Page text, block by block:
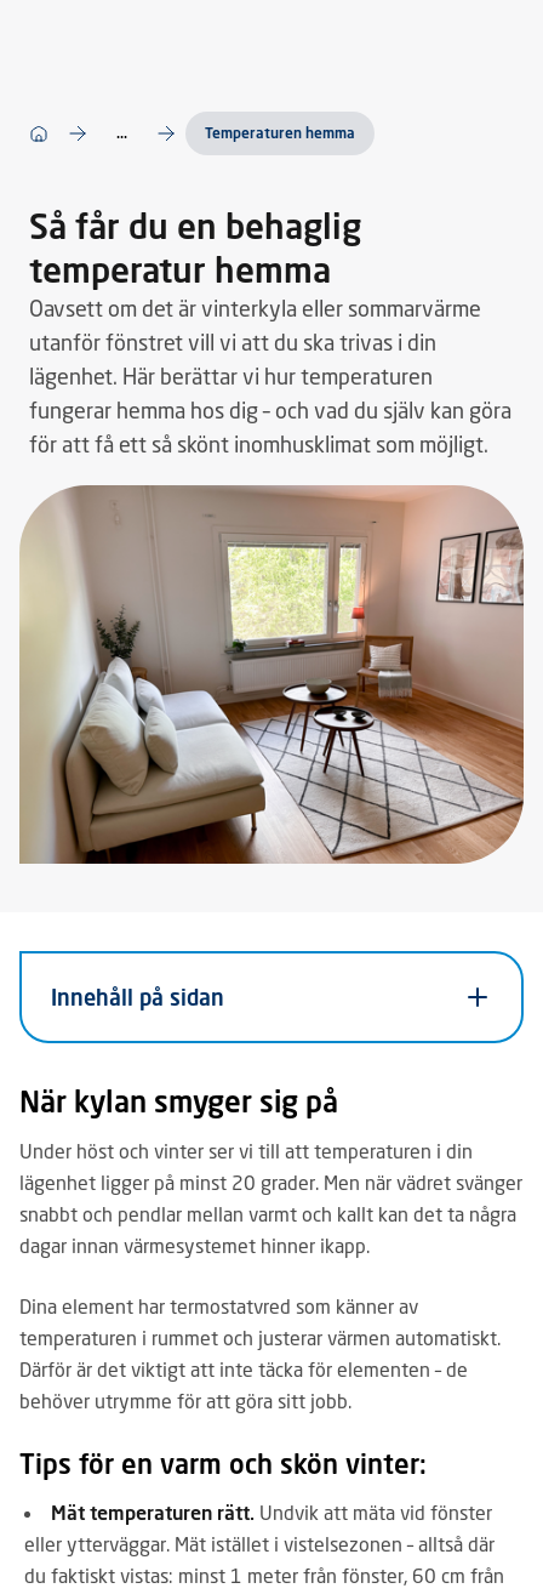
... Temperaturen hemma
Så får du en behaglig
temperatur hemma
Oavsett om det är vinterkyla eller sommarvärme
utanför fönstret vill vi att du ska trivas i din
lägenhet. Här berättar vi hur temperaturen
fungerar hemma hos dig – och vad du själv kan göra
för att få ett så skönt inomhusklimat som möjligt.
Innehåll på sidan
När kylan smyger sig på
Under höst och vinter ser vi till att temperaturen i din
lägenhet ligger på minst 20 grader. Men när vädret svänger
snabbt och pendlar mellan varmt och kallt kan det ta några
dagar innan värmesystemet hinner ikapp.
Dina element har termostatvred som känner av
temperaturen i rummet och justerar värmen automatiskt.
Därför är det viktigt att inte täcka för elementen – de
behöver utrymme för att göra sitt jobb.
Tips för en varm och skön vinter:
Mät temperaturen rätt. Undvik att mäta vid fönster
eller ytterväggar. Mät istället i vistelsezonen – alltså där
du faktiskt vistas: minst 1 meter från fönster, 60 cm från